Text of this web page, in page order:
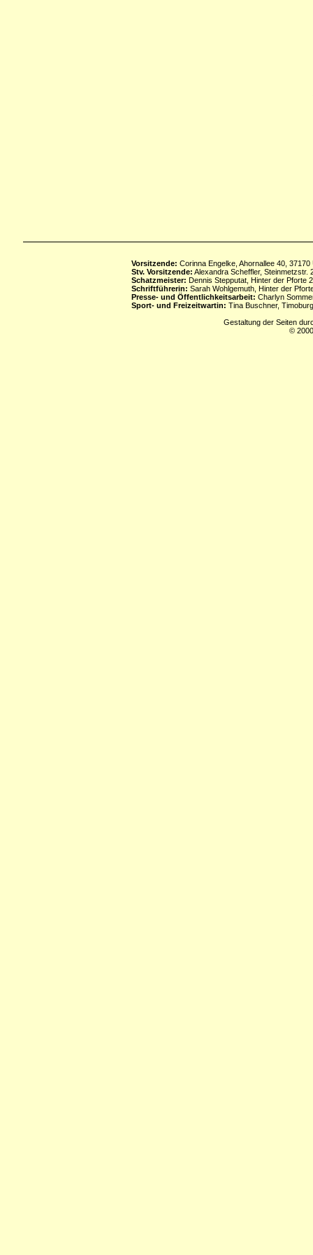
Vorsitzende: Corinna Engelke, Ahornallee 40,
Stv. Vorsitzende: Alexandra Scheffler, Steinmetzstr.
Schatzmeister: Dennis Stepputat, Hinter der Pforte
Schriftführerin: Sarah Wohlgemuth, Hinter der
Presse- und Öffentlichkeitsarbeit: Charlyn
Sport- und Freizeitwartin: Tina Buschner,
Gestaltung der Seiten
©